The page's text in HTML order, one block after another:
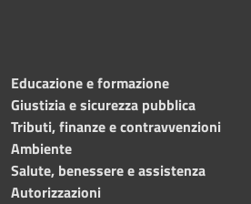
Educazione e formazione
Giustizia e sicurezza pubblica
Tributi, finanze e contravvenzioni
Ambiente
Salute, benessere e assistenza
Autorizzazioni